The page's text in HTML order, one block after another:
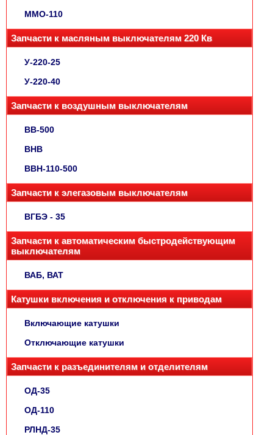
ММО-110
Запчасти к масляным выключателям 220 Кв
У-220-25
У-220-40
Запчасти к воздушным выключателям
ВВ-500
ВНВ
ВВН-110-500
Запчасти к элегазовым выключателям
ВГБЭ - 35
Запчасти к автоматическим быстродействующим
выключателям
ВАБ, ВАТ
Катушки включения и отключения к приводам
Включающие катушки
Отключающие катушки
Запчасти к разъединителям и отделителям
ОД-35
ОД-110
РЛНД-35